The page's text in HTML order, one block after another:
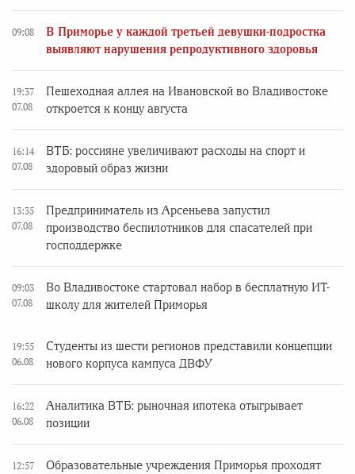
09:08
В Приморье у каждой третьей девушки-подростка
выявляют нарушения репродуктивного здоровья
19:37
07.08
Пешеходная аллея на Ивановской во Владивостоке
откроется к концу августа
16:14
07.08
ВТБ: россияне увеличивают расходы на спорт и
здоровый образ жизни
13:35
07.08
Предприниматель из Арсеньева запустил
производство беспилотников для спасателей при
господдержке
09:03
07.08
Во Владивостоке стартовал набор в бесплатную ИТ-
школу для жителей Приморья
19:55
06.08
Студенты из шести регионов представили концепции
нового корпуса кампуса ДВФУ
16:22
06.08
Аналитика ВТБ: рыночная ипотека отыгрывает
позиции
12:57
Образовательные учреждения Приморья проходят